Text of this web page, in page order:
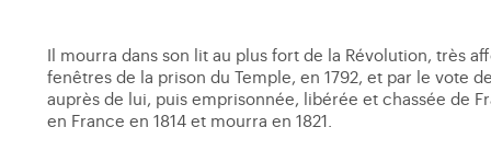
Il mourra dans son lit au plus fort de la Révolution, très
fenêtres de la prison du Temple, en 1792, et par le vote
auprès de lui, puis emprisonnée, libérée et chassée de
en France en 1814 et mourra en 1821.